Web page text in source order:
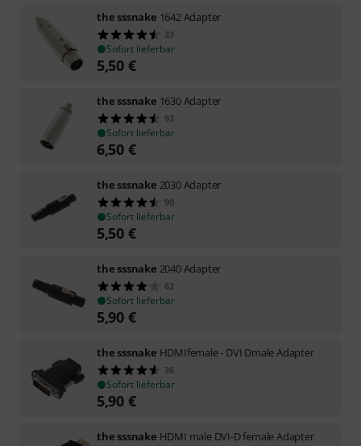
the sssnake 1642 Adapter
33
Sofort lieferbar
5,50 €
the sssnake 1630 Adapter
93
Sofort lieferbar
6,50 €
the sssnake 2030 Adapter
90
Sofort lieferbar
5,50 €
the sssnake 2040 Adapter
62
Sofort lieferbar
5,90 €
the sssnake HDMIfemale - DVI Dmale Adapter
36
Sofort lieferbar
5,90 €
the sssnake HDMI male DVI-D female Adapter